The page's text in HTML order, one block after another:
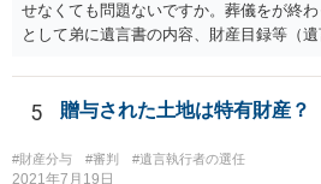
せなくても問題ないですか。葬儀をが終
として弟に遺言書の内容、財産目録等（
るかは喪主の自由です。 呼ばなくてもか
いう法律関係にありません。 遺言の内容
で、対応しましょう。 そのあとは遺留分
対応となるでしょう。
5 贈与された土地は特有財産？
#財産分与 #審判 #遺言執行者の選任
2021年7月19日